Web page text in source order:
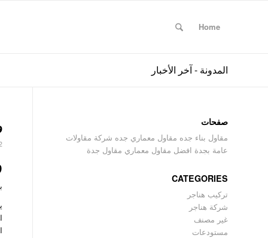
Home
المدونة - آخر الأخبار
2
صفحات
مقاول بناء جده مقاول معماري جده شركة مقاولات
عامة بجدة افضل مقاول معماري مقاول جدة
CATEGORIES
تركيب هناجر
شركة هناجر
غير مصنف
مستودعات